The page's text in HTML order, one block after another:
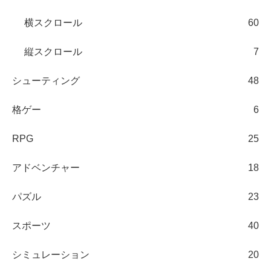
横スクロール 60
縦スクロール 7
シューティング 48
格ゲー 6
RPG 25
アドベンチャー 18
パズル 23
スポーツ 40
シミュレーション 20